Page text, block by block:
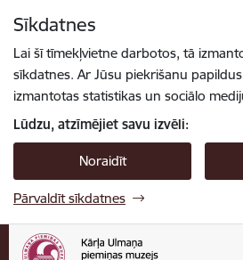
Sīkdatnes
Lai šī tīmekļvietne darbotos, tā
sīkdatnes. Ar Jūsu piekrišanu
izmantotas statistikas un sociālo
Lūdzu, atzīmējiet savu izvēli:
Noraidīt
Pārvaldīt sīkdatnes